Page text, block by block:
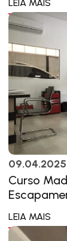
LEIA MAIS
09.04.2025
Curso
LEIA MAIS